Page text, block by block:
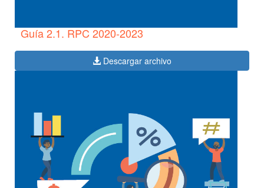
Guía 2.1. RPC 2020-2023
Descargar archivo